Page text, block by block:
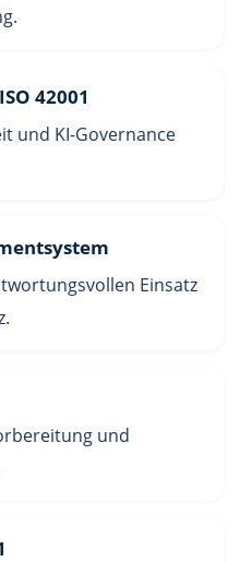
42001
und KI-Governance
Einsatz
und